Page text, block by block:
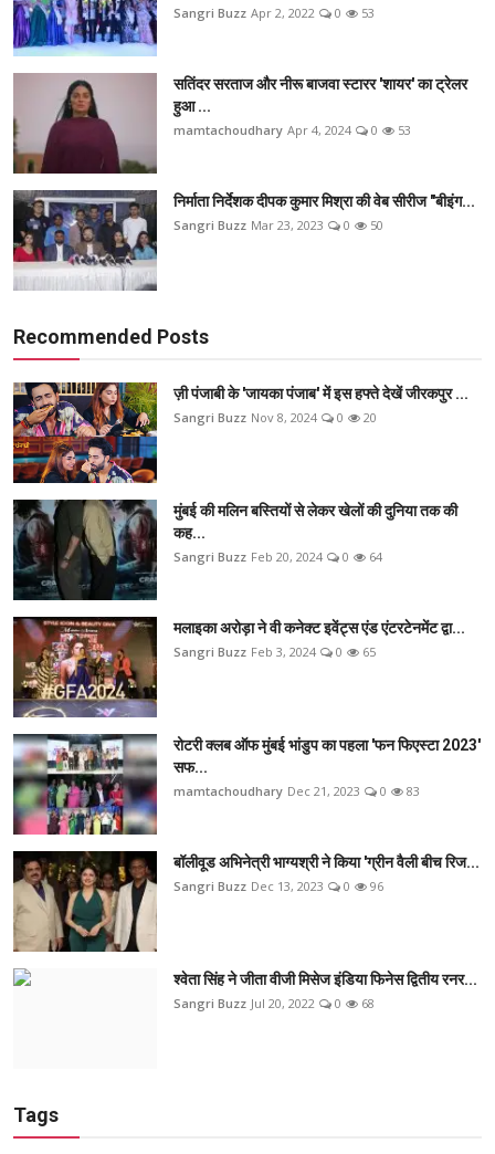
Sangri Buzz Apr 2, 2022 0 53
सतिंदर सरताज और नीरू बाजवा स्टारर 'शायर' का ट्रेलर
हुआ ...
mamtachoudhary Apr 4, 2024 0 53
निर्माता निर्देशक दीपक कुमार मिश्रा की वेब सीरीज "बीइंग...
Sangri Buzz Mar 23, 2023 0 50
Recommended Posts
ज़ी पंजाबी के 'जायका पंजाब' में इस हफ्ते देखें जीरकपुर ...
Sangri Buzz Nov 8, 2024 0 20
मुंबई की मलिन बस्तियों से लेकर खेलों की दुनिया तक की
कह...
Sangri Buzz Feb 20, 2024 0 64
मलाइका अरोड़ा ने वी कनेक्ट इवेंट्स एंड एंटरटेनमेंट द्वा...
Sangri Buzz Feb 3, 2024 0 65
रोटरी क्लब ऑफ मुंबई भांडुप का पहला 'फन फिएस्टा 2023'
सफ...
mamtachoudhary Dec 21, 2023 0 83
बॉलीवूड अभिनेत्री भाग्यश्री ने किया 'ग्रीन वैली बीच रिज...
Sangri Buzz Dec 13, 2023 0 96
श्वेता सिंह ने जीता वीजी मिसेज इंडिया फिनेस द्वितीय रनर...
Sangri Buzz Jul 20, 2022 0 68
Tags